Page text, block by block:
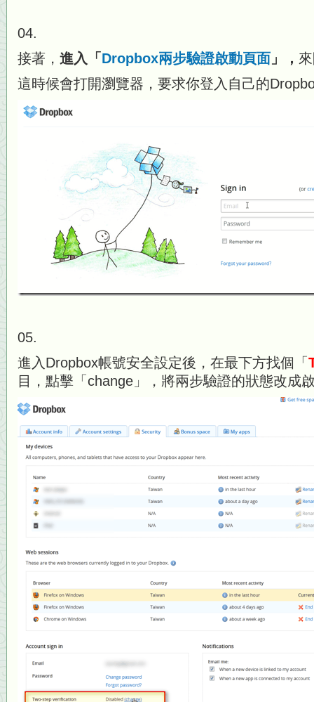
04.
接著， 進入「 Dropbox兩步驗證啟動頁面 」，
這時候會打開瀏覽器，要求你登入自己的
05.
進入Dropbox帳號安全設定後，在最下方找個「
目，點擊「change」，將兩步驗證的狀態改成